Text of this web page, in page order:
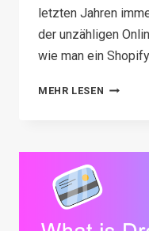
letzten Jahren
der unzähligen
wie man ein
MEHR LESEN
BAUEN